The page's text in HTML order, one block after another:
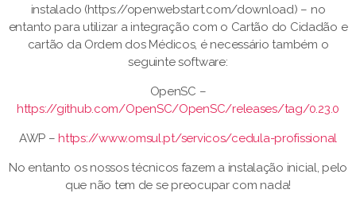
instalado (https://openwebstart.com/download) – no
entanto para utilizar a integração com o Cartão do Cidadão e
cartão da Ordem dos Médicos, é necessário também o
seguinte software:
OpenSC –
https://github.com/OpenSC/OpenSC/releases/tag/0.23.0
AWP –https://www.omsul.pt/servicos/cedula-profissional
No entanto os nossos técnicos fazem a instalação inicial, pelo
que não tem de se preocupar com nada!